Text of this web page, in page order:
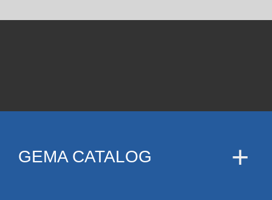
GEMA CATALOG